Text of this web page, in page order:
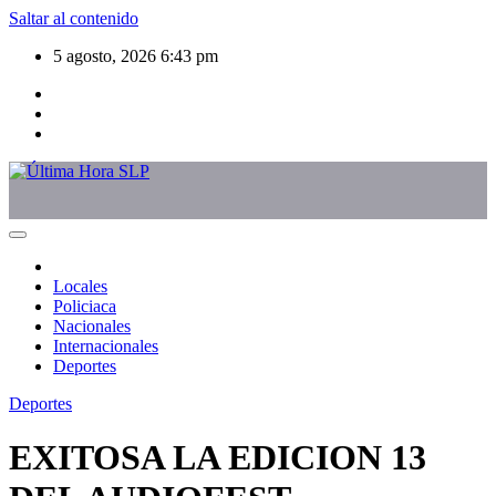
Saltar al contenido
5 agosto, 2026 6:43 pm
Locales
Policiaca
Nacionales
Internacionales
Deportes
Deportes
EXITOSA LA EDICION 13